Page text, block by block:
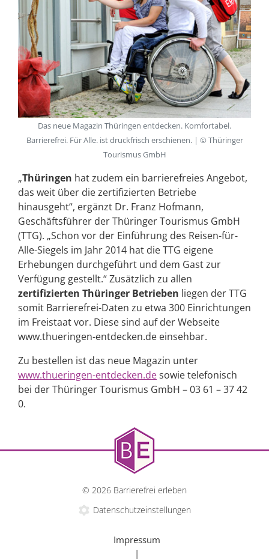
„Thüringen hat zudem ein barrierefreies Angebot,
das weit über die zertifizierten Betriebe
hinausgeht“, ergänzt Dr. Franz Hofmann,
Geschäftsführer der Thüringer Tourismus GmbH
(TTG). „Schon vor der Einführung des Reisen-für-
Alle-Siegels im Jahr 2014 hat die TTG eigene
Erhebungen durchgeführt und dem Gast zur
Verfügung gestellt.“ Zusätzlich zu allen
zertifizierten Thüringer Betrieben liegen der TTG
somit Barrierefrei-Daten zu etwa 300 Einrichtungen
im Freistaat vor. Diese sind auf der Webseite
www.thueringen-entdecken.de einsehbar.
Zu bestellen ist das neue Magazin unter
www.thueringen-entdecken.desowie telefonisch
bei der Thüringer Tourismus GmbH – 03 61 – 37 42
0.
Das neue Magazin Thüringen entdecken. Komfortabel.
Barrierefrei. Für Alle. ist druckfrisch erschienen. | © Thüringer
Tourismus GmbH
© 2026 Barrierefrei erleben
Datenschutzeinstellungen
Impressum
|